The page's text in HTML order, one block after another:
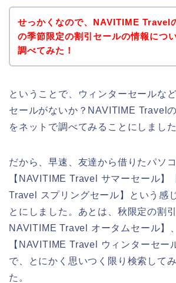
せっかくなので、NAVITIME Travel
の季節限定の割引セールの情報につ
調べてみた！
ということで、ウィンターセールな
セールがないか？NAVITIME Travel
をネットで調べてみることにしました
だから、早速、友達から借りたパソ
【NAVITIME Travel サマーセール】
Travel スプリングセール】という感
とにしました。あとは、秋限定の割
NAVITIME Travel オータムセール】
【NAVITIME Travel ウィンターセー
で、とにかく思いつく限り検索して
た。